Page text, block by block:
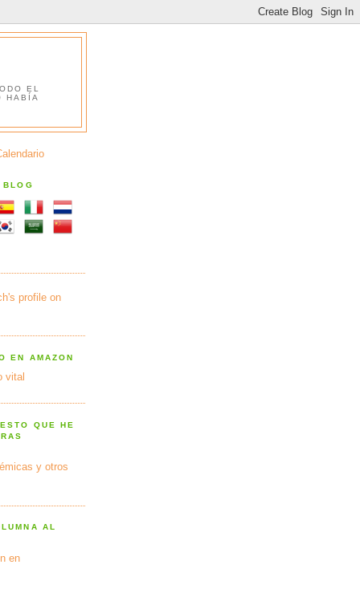
EL
HABÍA
BLOG
EN AMAZON
vital
QUE HE
y otros
AL
en